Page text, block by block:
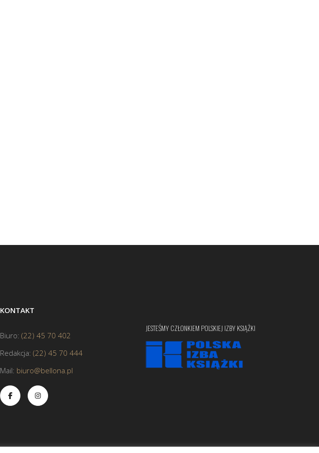
KONTAKT
Biuro: (22) 45 70 402
Redakcja: (22) 45 70 444
Mail: biuro@bellona.pl
JESTEŚMY CZŁONKIEM POLSKIEJ IZBY KSIĄŻKI